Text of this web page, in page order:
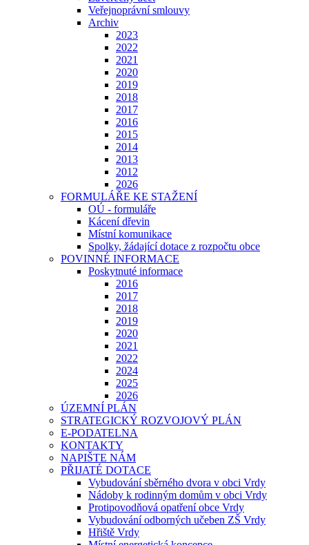
Veřejnoprávní smlouvy
Archiv
2023
2022
2021
2020
2019
2018
2017
2016
2015
2014
2013
2012
2026
FORMULÁŘE KE STAŽENÍ
OÚ - formuláře
Kácení dřevin
Místní komunikace
Spolky, žádající dotace z rozpočtu obce
POVINNÉ INFORMACE
Poskytnuté informace
2016
2017
2018
2019
2020
2021
2022
2024
2025
2026
ÚZEMNÍ PLÁN
STRATEGICKÝ ROZVOJOVÝ PLÁN
E-PODATELNA
KONTAKTY
NAPIŠTE NÁM
PŘIJATÉ DOTACE
Vybudování sběrného dvora v obci Vrdy
Nádoby k rodinným domům v obci Vrdy
Protipovodňová opatření obce Vrdy
Vybudování odborných učeben ZŠ Vrdy
Hřiště Vrdy